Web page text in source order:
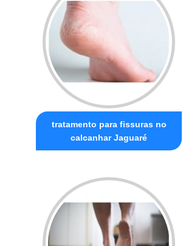
tratamento para fissuras no
calcanhar Jaguaré